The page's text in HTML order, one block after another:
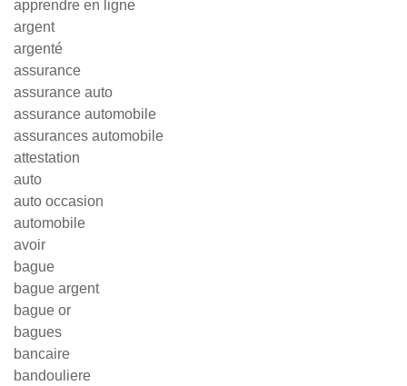
apprendre en ligne
argent
argenté
assurance
assurance auto
assurance automobile
assurances automobile
attestation
auto
auto occasion
automobile
avoir
bague
bague argent
bague or
bagues
bancaire
bandouliere